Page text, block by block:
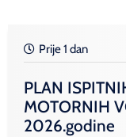
Prije 1 dan
PLAN
MOTORNIH
2026.godine